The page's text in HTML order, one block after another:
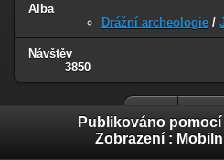
Alba
Drážní archeologie /
Návštěv
3850
Publikováno
Zobrazení :